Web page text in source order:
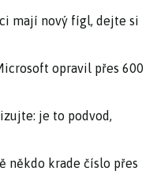
mají nový fígl, dejte si
opravil přes 600
je to podvod,
někdo krade číslo přes